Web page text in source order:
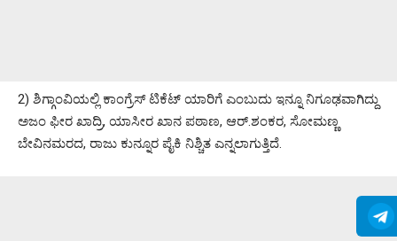
2) ಶಿಗ್ಗಾಂವಿಯಲ್ಲಿ ಕಾಂಗ್ರೆಸ್ ಟಿಕೆಟ್ ಯಾರಿಗೆ ಎಂಬುದು ಇನ್ನೂ ನಿಗೂಢವಾಗಿದ್ದು
ಅಜಂ ಫೀರ ಖಾದ್ರಿ, ಯಾಸೀರ ಖಾನ ಪಠಾಣ, ಆರ್.ಶಂಕರ, ಸೋಮಣ್ಣ
ಬೇವಿನಮರದ, ರಾಜು ಕುನ್ನೂರ ಪೈಕಿ ನಿಶ್ಚಿತ ಎನ್ನಲಾಗುತ್ತಿದೆ.